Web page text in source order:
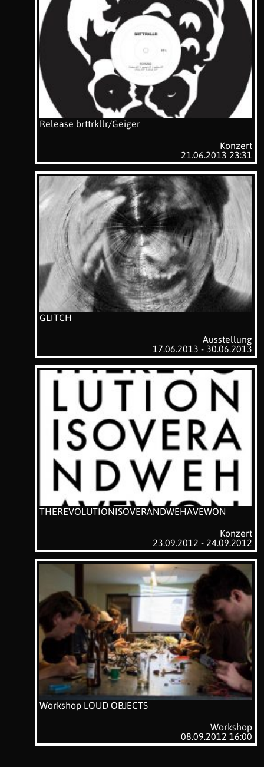
Release brttrkllr/Geiger
Konzert
21.06.2013 23:31
GLITCH
Ausstellung
17.06.2013 - 30.06.2013
THEREVOLUTIONISOVERANDWEHAVEWON
Konzert
23.09.2012 - 24.09.2012
Workshop LOUD OBJECTS
Workshop
08.09.2012 16:00